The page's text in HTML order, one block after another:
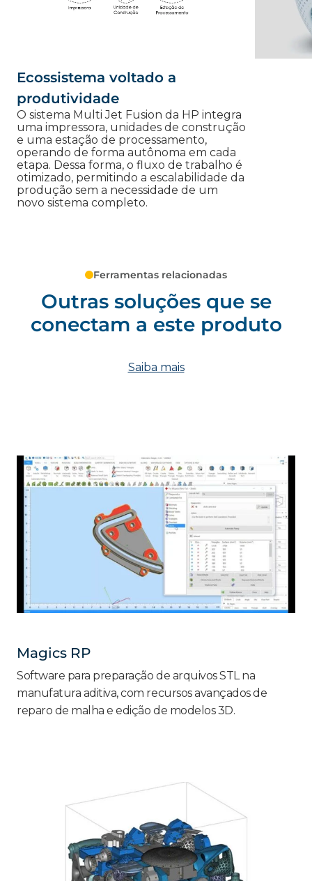
Ecossistema voltado a
produtividade
O sistema Multi Jet Fusion da HP integra
uma impressora, unidades de construção
e uma estação de processamento,
operando de forma autônoma em cada
etapa. Dessa forma, o fluxo de trabalho é
otimizado, permitindo a escalabilidade da
produção sem a necessidade de um
novo sistema completo.
Ferramentas relacionadas
Outras soluções que se
conectam a este produto
Saiba mais
Magics RP
Software para preparação de arquivos STL na
manufatura aditiva, com recursos avançados de
reparo de malha e edição de modelos 3D.